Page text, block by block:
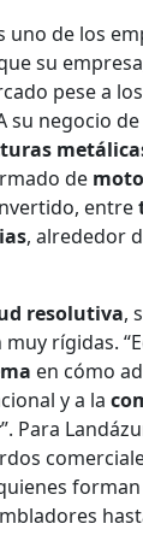
uno de los
su
pese a
su negocio
de
entre
, alrededor
resolutiva,
rígidas.
en cómo
y a la
”. Para